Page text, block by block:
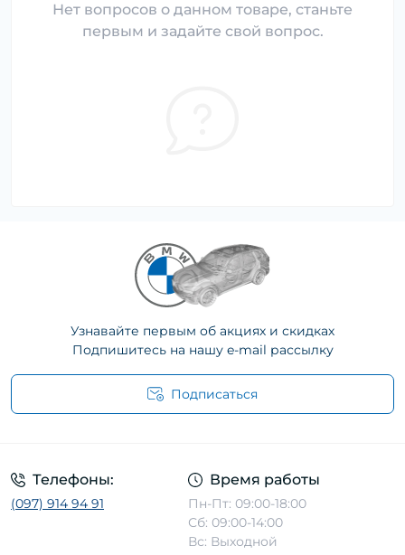
Нет вопросов о данном товаре, станьте
первым и задайте свой вопрос.
Узнавайте первым об акциях и скидках
Подпишитесь на нашу e-mail рассылку
Подписаться
Телефоны:
(097) 914 94 91
Время работы
Пн-Пт: 09:00-18:00
Сб: 09:00-14:00
Вс: Выходной